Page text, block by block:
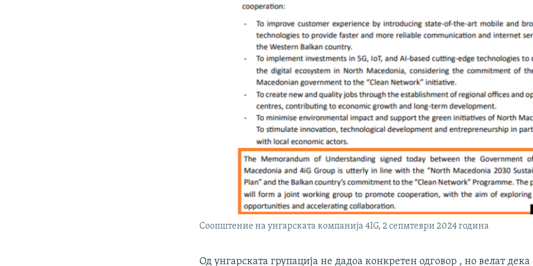
Соопштение на унгарската компанија 4IG, 2 сепмтеври 2024 година
Од унгарската групација не дадоа конкретен одговор , но велат дека